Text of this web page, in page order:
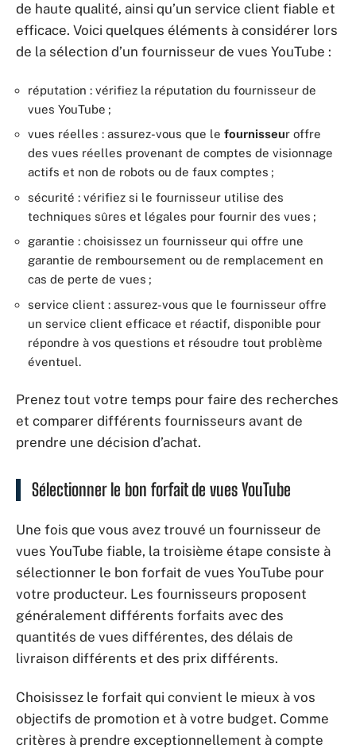
de haute qualité, ainsi qu’un service client fiable et
efficace. Voici quelques éléments à considérer lors
de la sélection d’un fournisseur de vues YouTube :
réputation : vérifiez la réputation du fournisseur de
vues YouTube ;
vues réelles : assurez-vous que le fournisseur offre
des vues réelles provenant de comptes de visionnage
actifs et non de robots ou de faux comptes ;
sécurité : vérifiez si le fournisseur utilise des
techniques sûres et légales pour fournir des vues ;
garantie : choisissez un fournisseur qui offre une
garantie de remboursement ou de remplacement en
cas de perte de vues ;
service client : assurez-vous que le fournisseur offre
un service client efficace et réactif, disponible pour
répondre à vos questions et résoudre tout problème
éventuel.
Prenez tout votre temps pour faire des recherches
et comparer différents fournisseurs avant de
prendre une décision d’achat.
Sélectionner le bon forfait de vues YouTube
Une fois que vous avez trouvé un fournisseur de
vues YouTube fiable, la troisième étape consiste à
sélectionner le bon forfait de vues YouTube pour
votre producteur. Les fournisseurs proposent
généralement différents forfaits avec des
quantités de vues différentes, des délais de
livraison différents et des prix différents.
Choisissez le forfait qui convient le mieux à vos
objectifs de promotion et à votre budget. Comme
critères à prendre exceptionnellement à compte